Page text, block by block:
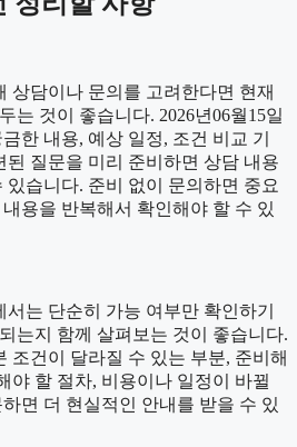
상담이나 문의를 고려한다면 현재
는 것이 좋습니다. 2026년06월15일
한 내용, 예상 일정, 조건 비교 기
된 질문을 미리 준비하면 상담 내용
있습니다. 준비 없이 문의하면 중요
용을 반복해서 확인해야 할 수 있
는 단순히 가능 여부만 확인하기
는지 함께 살펴보는 것이 좋습니다.
조건이 달라질 수 있는 부분, 준비해
야 할 절차, 비용이나 일정이 바뀔
면 더 현실적인 안내를 받을 수 있